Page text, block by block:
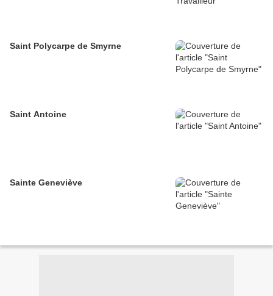
Saint Polycarpe de Smyrne
Saint Antoine
Sainte Geneviève